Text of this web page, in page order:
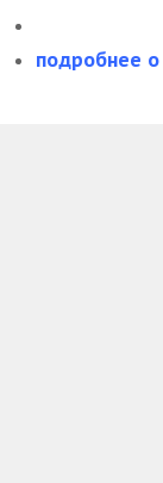
подробнее о